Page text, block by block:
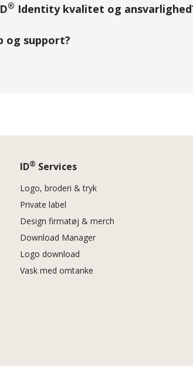
® Identity kvalitet og
og support?
ID® Services
Logo, broderi & tryk
Private label
Design firmatøj & merch
Download Manager
Logo download
Vask med omtanke